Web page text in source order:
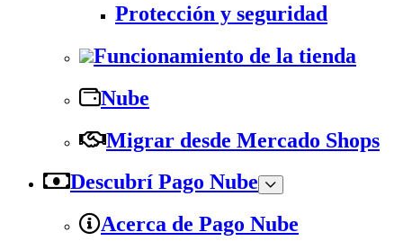
Protección y seguridad
Funcionamiento de la tienda
Nube
Migrar desde Mercado Shops
Descubrí Pago Nube
Acerca de Pago Nube